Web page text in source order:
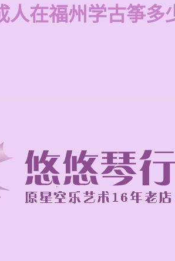
人在福州学古筝多